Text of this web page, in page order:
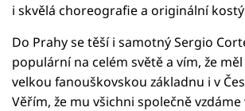
i skvělá choreografie a originální
Do Prahy se těší i samotný Sergio
populární na celém světě a vím, že
velkou fanouškovskou základnu i v
Věřím, že mu všichni společně vzdáme